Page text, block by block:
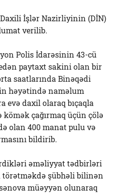
İşlər Nazirliyinin (DİN)
verilib.
Polis İdarəsinin 43-cü
paytaxt sakini olan bir
saatlarında Binəqədi
həyətində naməlum
evə daxil olaraq bıçaqla
çağırmaq üçün çölə
olan 400 manat pulu və
bildirib.
əməliyyat tədbirləri
şübhəli bilinən
müəyyən olunaraq